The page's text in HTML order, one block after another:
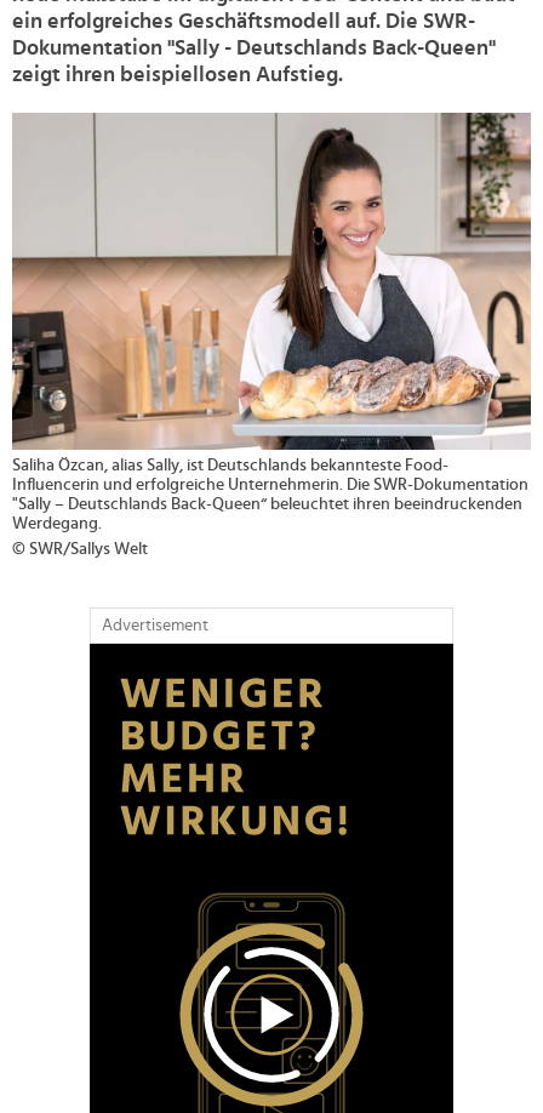
ein erfolgreiches Geschäftsmodell auf. Die SWR-
Dokumentation "Sally - Deutschlands Back-Queen"
zeigt ihren beispiellosen Aufstieg.
Saliha Özcan, alias Sally, ist Deutschlands bekannteste Food-
Influencerin und erfolgreiche Unternehmerin. Die SWR-Dokumentation
"Sally – Deutschlands Back-Queen“ beleuchtet ihren beeindruckenden
Werdegang.
© SWR/Sallys Welt
Advertisement